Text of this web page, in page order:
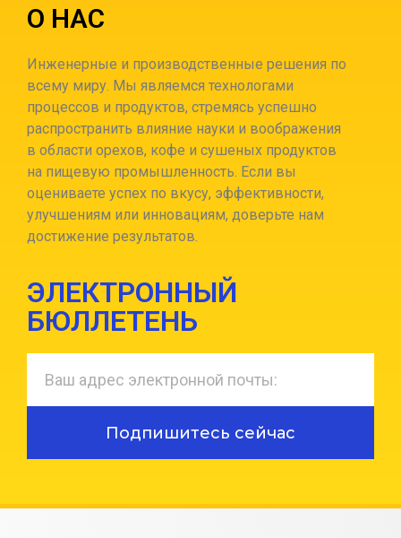
О НАС
Инженерные и производственные решения по
всему миру. Мы являемся технологами
процессов и продуктов, стремясь успешно
распространить влияние науки и воображения
в области орехов, кофе и сушеных продуктов
на пищевую промышленность. Если вы
оцениваете успех по вкусу, эффективности,
улучшениям или инновациям, доверьте нам
достижение результатов.
ЭЛЕКТРОННЫЙ
БЮЛЛЕТЕНЬ
Подпишитесь сейчас